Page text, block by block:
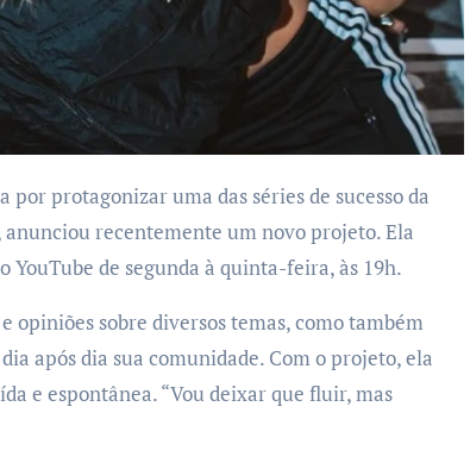
por protagonizar uma das séries de sucesso da
anunciou recentemente um novo projeto. Ela
YouTube de segunda à quinta-feira, às 19h.
sobre diversos temas, como também
após dia sua comunidade. Com o projeto, ela
e espontânea. “Vou deixar que fluir, mas